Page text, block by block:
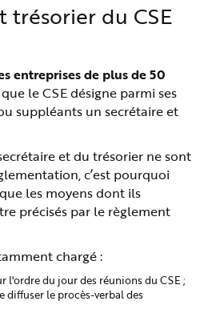
trésorier du CSE
entreprises de plus de 50
le CSE désigne parmi ses
suppléants un secrétaire et
et du trésorier ne sont
c’est pourquoi
les moyens dont ils
précisés par le règlement
chargé :
l'ordre du jour des réunions du CSE ;
diffuser le procès-verbal des